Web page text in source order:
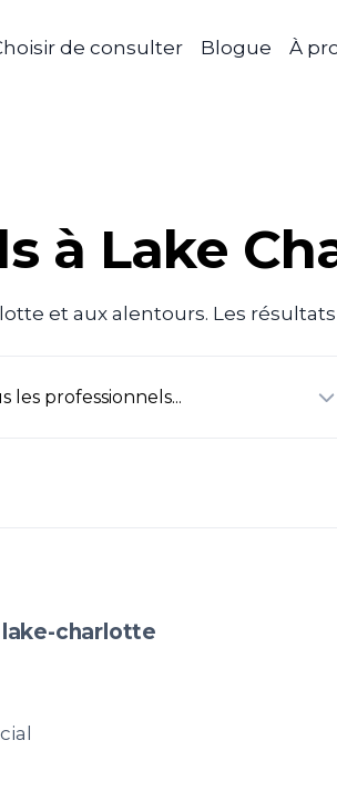
de consulter Blogue À
à Lake
et aux alentours. Les
charlotte